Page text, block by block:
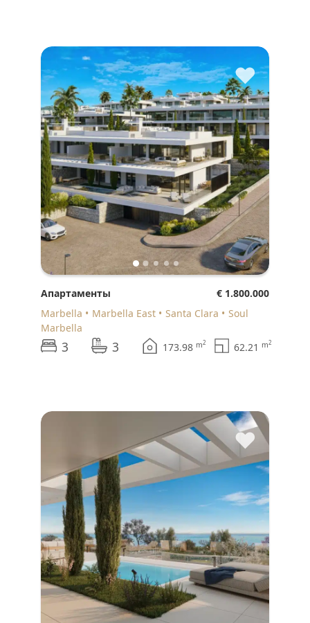
♥
Апартаменты
€ 1.800.000
Marbella
Marbella East Santa Clara
Soul
Marbella
3 3 173.98 m2 62.21 m2
♥